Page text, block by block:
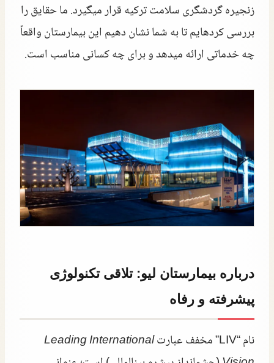
زنجیره گردشگری سلامت ترکیه قرار میگیرد. ما حقایق را
بررسی کردهایم تا به شما نشان دهیم این بیمارستان واقعاً
چه خدماتی ارائه میدهد و برای چه کسانی مناسب است.
درباره بیمارستان لیو: تلاقی تکنولوژی
پیشرفته و رفاه
نام “LIV” مخفف عبارت
Leading International